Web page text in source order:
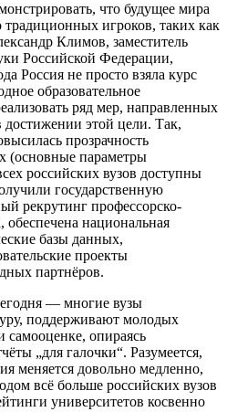
что будущее мира
традиционных игроков, таких как
Климов, заместитель
Российской Федерации,
Россия не просто взяла курс
образовательное
ряд мер, направленных
этой цели. Так,
прозрачность
(основные параметры
российских вузов доступны
государственную
рекрутинг профессорско-
обеспечена национальная
базы данных,
проекты
партнёров.
— многие вузы
поддерживают молодых
самооценке, опираясь
„для галочки“. Разумеется,
меняется довольно медленно,
всё больше российских вузов
университетов косвенно